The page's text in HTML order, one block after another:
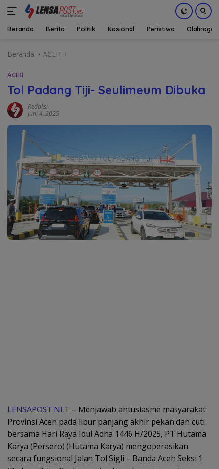
Beranda Berita Politik Nasional Peristiwa Olahraga
Beranda ACEH
ACEH
Tol Padang Tiji- Seulimeum Dibuka
Redaksi
Juni 4, 2025
LENSAPOST.NET – Menjawab antusiasme masyarakat
Provinsi Aceh pada libur panjang akhir pekan dan cuti
bersama Hari Raya Idul Adha 1446 H/2025, PT Hutama
Karya (Persero) (Hutama Karya) mengoperasikan
secara fungsional Jalan Tol Sigli – Banda Aceh Seksi 1